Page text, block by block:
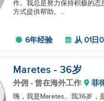
作。我总是努力保持积极的
方式提供帮助。...
6年经验 从 01日
Maretes - 36岁
外佣 - 曾在海外工作 菲
嗨，我是Maretes。我36岁，